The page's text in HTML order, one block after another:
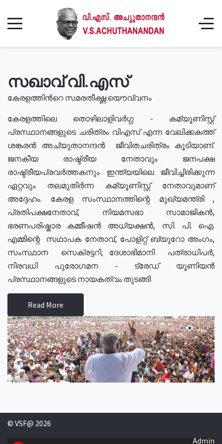
സഖാവ് വി.എസ്
കേരളത്തിൻറെ സമരതീക്ഷ്ണ യൌവ്വനം
കേരളത്തിലെ തൊഴിലാളിവർഗ്ഗ - കമ്യൂണിസ്റ്റ്
പ്രസ്ഥാനങ്ങളുടെ ചരിത്രം വിഎസ് എന്ന വേലിക്കകത്ത്
ശങ്കരൻ അച്യുതാനന്ദൻ ജീവിതചരിത്രം കൂടിയാണ്.
ജനകീയ രാഷ്ട്രീയ നേതാവും ജനപക്ഷ
രാഷ്ട്രീയപ്രവർത്തകനും ഇന്ത്യയിലെ ജീവിച്ചിരിക്കുന്ന
ഏറ്റവും തലമുതിർന്ന കമ്യൂണിസ്റ്റ് നേതാവുമാണ്
അദ്ദേഹം. കേരള സംസ്ഥാനത്തിന്റെ മുഖ്യമന്ത്രി ,
പ്രതിപക്ഷനേതാവ്, നിയമസഭാ സാമാജികൻ,
ഭരണപരിഷ്കാര കമ്മീഷൻ അധ്യക്ഷൻ, സി. പി. ഐ.
എമ്മിന്റെ സഥാപക നേതാവ്, പോളിറ്റ് ബ്യുറോ അംഗം,
സംസ്ഥാന സെക്രട്ടറി, ദേശാഭിമാനി പത്രാധിപർ,
നിരവധി പുരോഗമന - ട്രേഡ് യൂണിയൻ
പ്രസ്ഥാനങ്ങളുടെ നായകത്വം തുടങ്ങി
Read More
© VSF@ 2026
Admin